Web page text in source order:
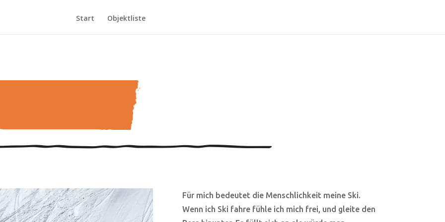
Start Objektliste
Für mich bedeutet die Menschlichkeit meine Ski.
Wenn ich Ski fahre fühle ich mich frei, und gleite den